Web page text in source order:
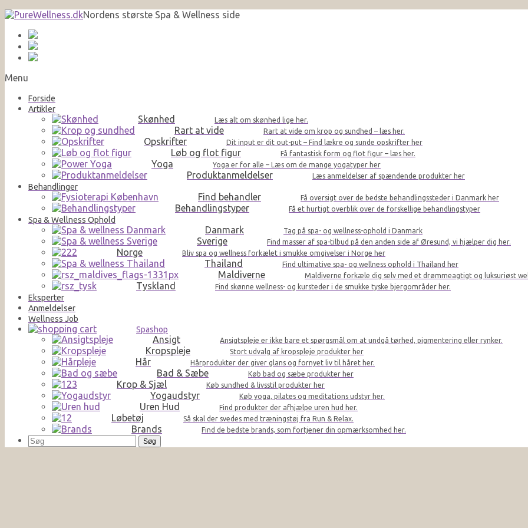
Nordens største Spa & Wellness side
Menu
Forside
Artikler
Skønhed Læs alt om skønhed lige her.
Rart at vide Rart at vide om krop og sundhed – læs her.
Opskrifter Dit input er dit out-put – Find lækre og sunde opskrifter her
Løb og flot figur Få fantastisk form og flot figur – læs her.
Yoga Yoga er for alle – Læs om de mange yogatyper her
Produktanmeldelser Læs anmeldelser af spændende produkter her
Behandlinger
Find behandler Få oversigt over de bedste behandlingssteder i Danmark her
Behandlingstyper Få et hurtigt overblik over de forskellige behandlingstyper
Spa & Wellness Ophold
Danmark Tag på spa- og wellness-ophold i Danmark
Sverige Find masser af spa-tilbud på den anden side af Øresund, vi hjælper dig her.
Norge Bliv spa og wellness forkælet i smukke omgivelser i Norge her
Thailand Find ultimative spa- og wellness ophold i Thailand her
Maldiverne Maldiverne forkæle dig selv med et drømmeagtigt og luksuriøst
Tyskland Find skønne wellness- og kursteder i de smukke tyske bjergområder her.
Eksperter
Anmeldelser
Wellness Job
Spashop
Ansigt Ansigtspleje er ikke bare et spørgsmål om at undgå tørhed, pigmentering eller rynker.
Kropspleje Stort udvalg af kropspleje produkter her
Hår Hårprodukter der giver glans og fornyet liv til håret her.
Bad & Sæbe Køb bad og sæbe produkter her
Krop & Sjæl Køb sundhed & livsstil produkter her
Yogaudstyr Køb yoga, pilates og meditations udstyr her.
Uren Hud Find produkter der afhjælpe uren hud her.
Løbetøj Så skal der svedes med træningstøj fra Run & Relax.
Brands Find de bedste brands, som fortjener din opmærksomhed her.
Søg
efter: